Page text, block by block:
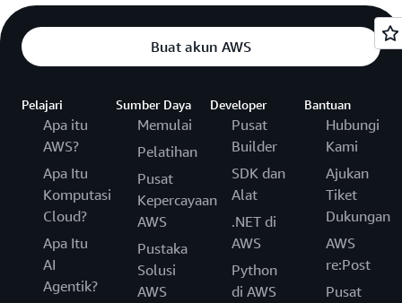
Buat akun AWS
Pelajari
Apa itu
AWS?
Apa Itu
Komputasi
Cloud?
Apa Itu
AI
Agentik?
Sumber Daya
Memulai
Pelatihan
Pusat
Kepercayaan
AWS
Pustaka
Solusi
AWS
Developer
Pusat
Builder
SDK dan
Alat
.NET di
AWS
Python
di AWS
Bantuan
Hubungi
Kami
Ajukan
Tiket
Dukungan
AWS
re:Post
Pusat